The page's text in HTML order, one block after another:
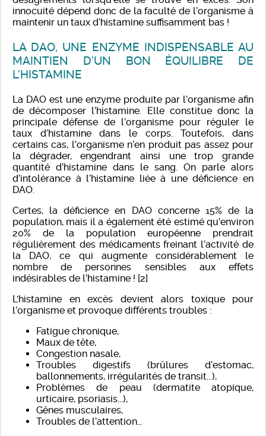
innocuité dépend donc de la faculté de l’organisme à
maintenir un taux d’histamine suffisamment bas !
LA DAO, UNE ENZYME INDISPENSABLE AU
MAINTIEN D’UN BON ÉQUILIBRE DE
L’HISTAMINE
La DAO est une enzyme produite par l’organisme afin
de décomposer l’histamine. Elle constitue donc la
principale défense de l’organisme pour réguler le
taux d’histamine dans le corps. Toutefois, dans
certains cas, l’organisme n’en produit pas assez pour
la dégrader, engendrant ainsi une trop grande
quantité d’histamine dans le sang. On parle alors
d’intolérance à l’histamine liée à une déficience en
DAO.
Certes, la déficience en DAO concerne 15% de la
population, mais il a également été estimé qu’environ
20% de la population européenne prendrait
régulièrement des médicaments freinant l’activité de
la DAO, ce qui augmente considérablement le
nombre de personnes sensibles aux effets
indésirables de l’histamine ! [2]
L'histamine en excès devient alors toxique pour
l’organisme et provoque différents troubles :
Fatigue chronique,
Maux de tête,
Congestion nasale,
Troubles digestifs (brûlures d’estomac,
ballonnements, irrégularités de transit...),
Problèmes de peau (dermatite atopique,
urticaire, psoriasis...),
Gênes musculaires,
Troubles de l’attention…